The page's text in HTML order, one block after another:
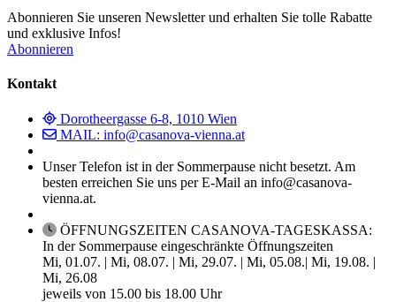
Abonnieren Sie unseren Newsletter und erhalten Sie tolle Rabatte
und exklusive Infos!
Abonnieren
Kontakt
Dorotheergasse 6-8, 1010 Wien
MAIL: info@casanova-vienna.at
Unser Telefon ist in der Sommerpause nicht besetzt. Am
besten erreichen Sie uns per E-Mail an info@casanova-
vienna.at.
ÖFFNUNGSZEITEN CASANOVA-TAGESKASSA:
In der Sommerpause eingeschränkte Öffnungszeiten
Mi, 01.07. | Mi, 08.07. | Mi, 29.07. | Mi, 05.08.| Mi, 19.08. |
Mi, 26.08
jeweils von 15.00 bis 18.00 Uhr